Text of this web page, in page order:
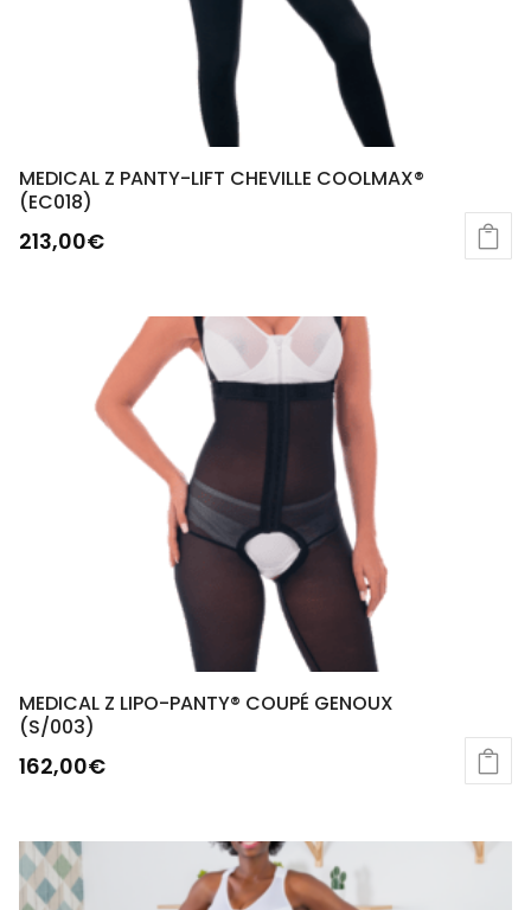
MEDICAL Z PANTY-LIFT CHEVILLE COOLMAX®
(EC018)
213,00€
MEDICAL Z LIPO-PANTY® COUPÉ GENOUX
(S/003)
162,00€